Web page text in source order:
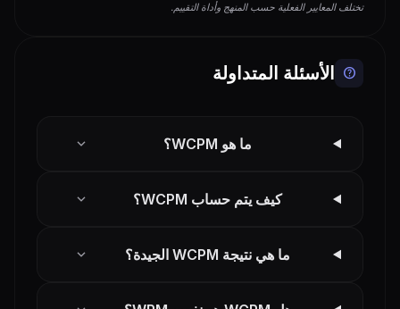
تختلف المعايير الفعلية حسب المنهج وأداة التقييم.
help الأسئلة المتداولة
ما هو WCPM؟ expand_more
كيف يتم حساب WCPM؟ expand_more
ما هي نتيجة WCPM الجيدة؟ expand_more